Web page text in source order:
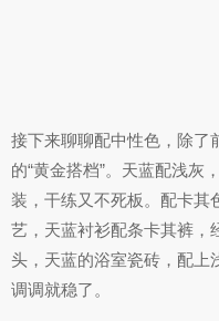
接下来聊聊配中性色，除了
的“黄金搭档”。天蓝配浅灰
装，干练又不死板。配卡其
艺，天蓝衬衫配条卡其裤，
头，天蓝的浴室瓷砖，配上
调调就稳了。